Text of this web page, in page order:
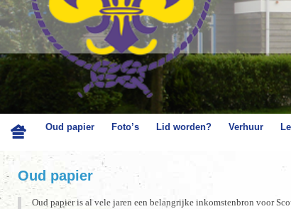
Oud papier Foto’s Lid worden? Verhuur
Oud papier
Oud papier is al vele jaren een belangrijke inkomstenbron voor